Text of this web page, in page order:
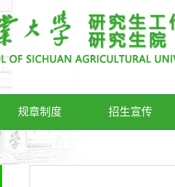
规章制度 招生宣传